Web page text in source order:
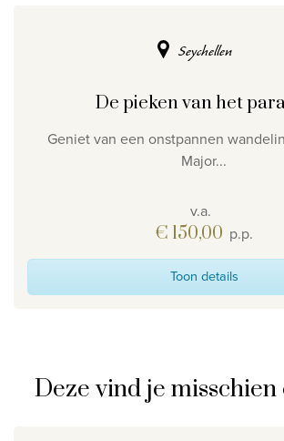
Seychellen
De pieken van het
Geniet van een onstpannen
Major...
v.a.
€ 150,00 p.p.
Toon details
Deze vind je